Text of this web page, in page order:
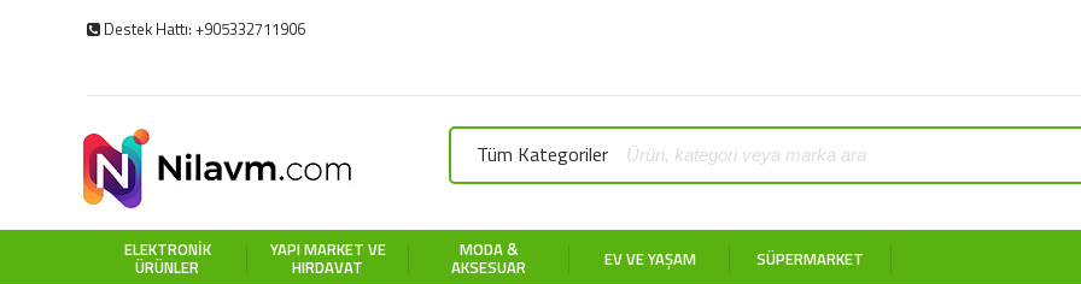
Destek Hattı: +905332711906
Tüm Kategoriler
ELEKTRONIK
ÜRÜNLER
YAPI MARKET VE
HIRDAVAT
MODA &
AKSESUAR EV VE YAŞAM SÜPERMARKET